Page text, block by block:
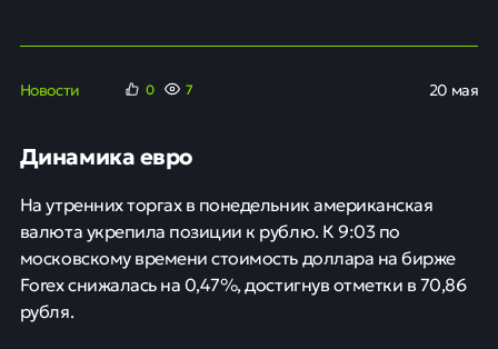
Новости 0 7 20 мая
Динамика евро
На утренних торгах в понедельник американская
валюта укрепила позиции к рублю. К 9:03 по
московскому времени стоимость доллара на бирже
Forex снижалась на 0,47%, достигнув отметки в 70,86
рубля.